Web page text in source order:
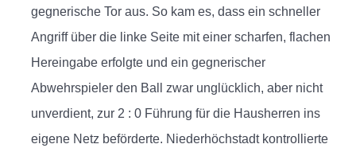
gegnerische Tor aus. So kam es, dass ein schneller
Angriff über die linke Seite mit einer scharfen, flachen
Hereingabe erfolgte und ein gegnerischer
Abwehrspieler den Ball zwar unglücklich, aber nicht
unverdient, zur 2 : 0 Führung für die Hausherren ins
eigene Netz beförderte. Niederhöchstadt kontrollierte